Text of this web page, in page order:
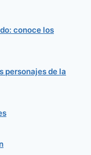
conoce los
personajes de la